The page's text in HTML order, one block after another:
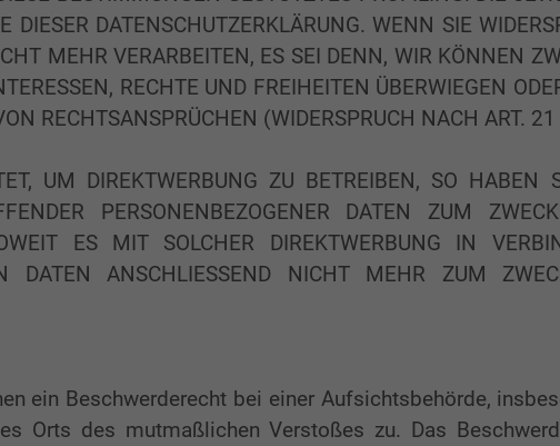
DATENSCHUTZERKLÄRUNG. WENN SIE
MEHR VERARBEITEN, ES SEI DENN, WIR KÖNNEN
RECHTE UND FREIHEITEN ÜBERWIEGEN
RECHTSANSPRÜCHEN (WIDERSPRUCH NACH ART.
UM DIREKTWERBUNG ZU BETREIBEN, SO HABEN
PERSONENBEZOGENER DATEN ZUM
ES MIT SOLCHER DIREKTWERBUNG IN
DATEN ANSCHLIESSEND NICHT MEHR ZUM
ein Beschwerderecht bei einer Aufsichtsbehörde,
Orts des mutmaßlichen Verstoßes zu. Das